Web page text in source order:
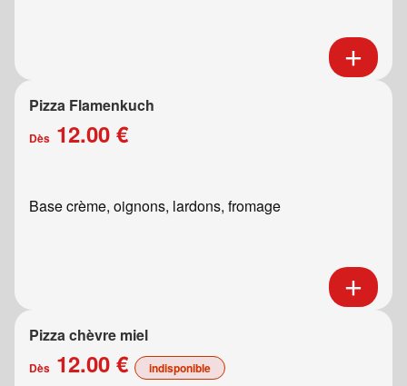
Pizza Flamenkuch
Dès 12.00 €
Base crème, oignons, lardons, fromage
Pizza chèvre miel
Dès 12.00 € indisponible